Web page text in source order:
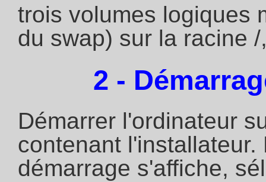
trois volumes logiques
du swap) sur la racine
2 -
Démarrer l'ordinateur
contenant
démarrage s'affiche,